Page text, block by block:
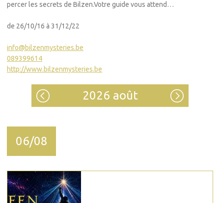
percer les secrets de Bilzen.Votre guide vous attend…
de 26/10/16 à 31/12/22
info@bilzenmysteries.be
089399614
http://www.bilzenmysteries.be
2026 août
06/08